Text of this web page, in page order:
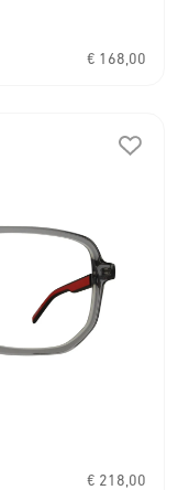
€ 168,00
€ 218,00